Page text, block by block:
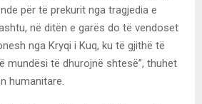
për të prekurit nga tragjedia e
në ditën e garës do të vendoset
nga Kryqi i Kuq, ku të gjithë të
mundësi të dhurojnë shtesë”, thuhet
humanitare.